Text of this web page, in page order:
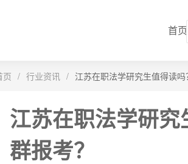
首页
页 / 行业资讯 / 江苏在职法学研究生值得读
江苏在职法学研
群报考？